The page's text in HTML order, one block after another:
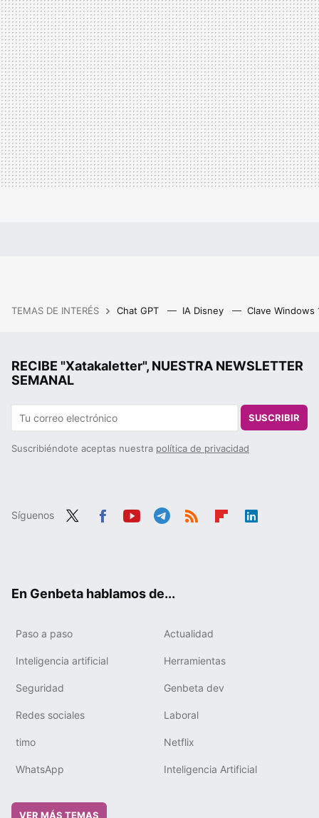
TEMAS DE INTERÉS Chat GPT IA Disney Clave Windows
RECIBE "Xatakaletter", NUESTRA NEWSLETTER
SEMANAL
SUSCRIBIR
Suscribiéndote aceptas nuestra política de privacidad
Síguenos
En Genbeta hablamos de...
Paso a paso Actualidad
Inteligencia artificial Herramientas
Seguridad Genbeta dev
Redes sociales Laboral
timo Netflix
WhatsApp Inteligencia Artificial
VER MÁS TEMAS